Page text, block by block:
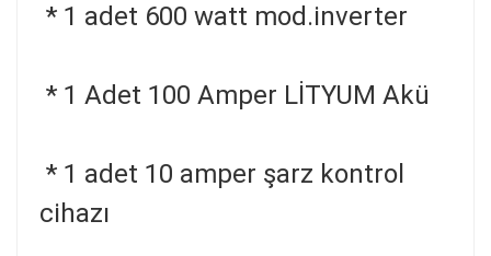
* 1 adet 600 watt mod.inverter
* 1 Adet 100 Amper LİTYUM Akü
* 1 adet 10 amper şarz kontrol
cihazı